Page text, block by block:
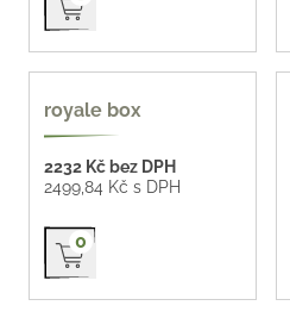
royale box
2232 Kč bez DPH
2499,84 Kč s DPH
Přidat do košíku
0